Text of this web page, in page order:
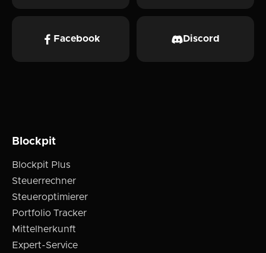
Facebook Discord
Blockpit
Blockpit Plus
Steuerrechner
Steueroptimierer
Portfolio Tracker
Mittelherkunft
Expert-Service